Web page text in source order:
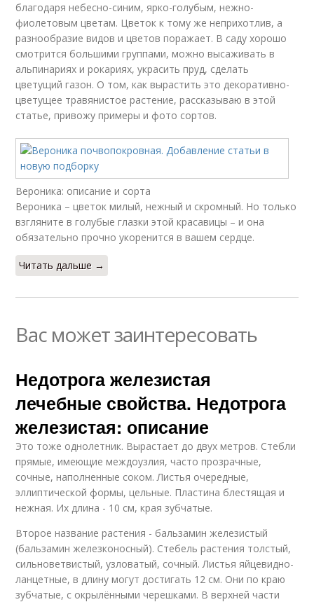
благодаря небесно-синим, ярко-голубым, нежно-
фиолетовым цветам. Цветок к тому же неприхотлив, а
разнообразие видов и цветов поражает. В саду хорошо
смотрится большими группами, можно высаживать в
альпинариях и рокариях, украсить пруд, сделать
цветущий газон. О том, как вырастить это декоративно-
цветущее травянистое растение, рассказываю в этой
статье, привожу примеры и фото сортов.
Вероника: описание и сорта
Вероника – цветок милый, нежный и скромный. Но только
взгляните в голубые глазки этой красавицы – и она
обязательно прочно укоренится в вашем сердце.
Читать дальше →
Вас может заинтересовать
Недотрога железистая
лечебные свойства. Недотрога
железистая: описание
Это тоже однолетник. Вырастает до двух метров. Стебли
прямые, имеющие междоузлия, часто прозрачные,
сочные, наполненные соком. Листья очередные,
эллиптической формы, цельные. Пластина блестящая и
нежная. Их длина - 10 см, края зубчатые.
Второе название растения - бальзамин железистый
(бальзамин железконосный). Стебель растения толстый,
сильноветвистый, узловатый, сочный. Листья яйцевидно-
ланцетные, в длину могут достигать 12 см. Они по краю
зубчатые, с окрылёнными черешками. В верхней части